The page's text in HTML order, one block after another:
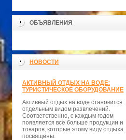
ОБЪЯВЛЕНИЯ
НОВОСТИ
АКТИВНЫЙ ОТДЫХ НА ВОДЕ:
ТУРИСТИЧЕСКОЕ ОБОРУДОВАНИЕ
Активный отдых на воде становится
отдельным видом развлечений.
Соответственно, с каждым годом
появляется всё больше продукции и
товаров, которые этому виду отдыха
посвящены.